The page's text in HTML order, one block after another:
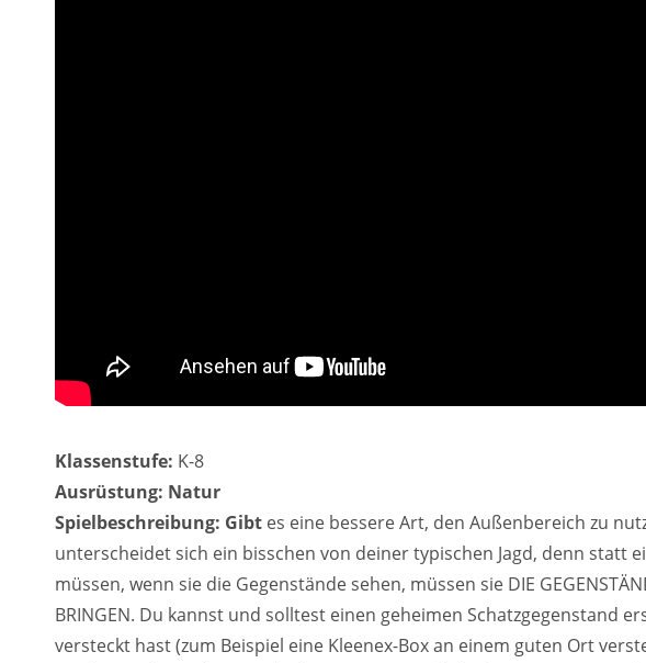
Klassenstufe: K-8
Ausrüstung: Natur
Spielbeschreibung: Gibt es eine bessere Art, den Außenbereich zu
unterscheidet sich ein bisschen von deiner typischen Jagd, denn statt
müssen, wenn sie die Gegenstände sehen, müssen sie DIE
BRINGEN. Du kannst und solltest einen geheimen Schatzgegenstand
versteckt hast (zum Beispiel eine Kleenex-Box an einem guten Ort